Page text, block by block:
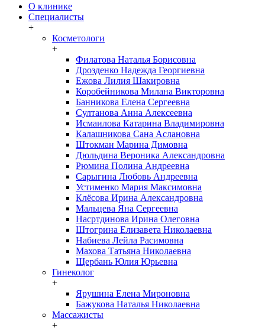
О клинике
Специалисты
+
Косметологи
+
Филатова Наталья Борисовна
Дрозденко Надежда Георгиевна
Ежова Лилия Шакировна
Коробейникова Милана Викторовна
Банникова Елена Сергеевна
Султанова Анна Алексеевна
Исмаилова Катарина Владимировна
Калашникова Сана Аслановна
Штокман Марина Димовна
Дюльдина Вероника Александровна
Рюмина Полина Андреевна
Сарыгина Любовь Андреевна
Устименко Мария Максимовна
Клёсова Ирина Александровна
Мальцева Яна Сергеевна
Насртдинова Ирина Олеговна
Штогрина Елизавета Николаевна
Набиева Лейла Расимовна
Махова Татьяна Николаевна
Щербань Юлия Юрьевна
Гинеколог
+
Ярушина Елена Мироновна
Бажукова Наталья Николаевна
Массажисты
+